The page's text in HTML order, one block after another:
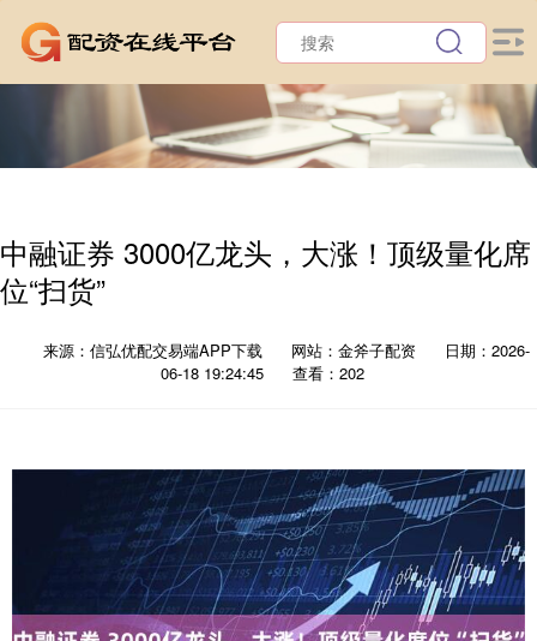
中融证券 3000亿龙头，大涨！顶级量化席
位“扫货”
来源：信弘优配交易端APP下载 网站：金斧子配资
日期：2026-
06-18 19:24:45
查看：202